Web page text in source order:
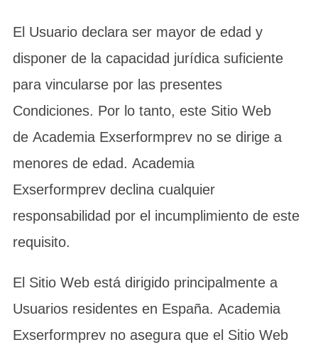
El Usuario declara ser mayor de edad y
disponer de la capacidad jurídica suficiente
para vincularse por las presentes
Condiciones. Por lo tanto, este Sitio Web
de Academia Exserformprev no se dirige a
menores de edad. Academia
Exserformprev declina cualquier
responsabilidad por el incumplimiento de este
requisito.
El Sitio Web está dirigido principalmente a
Usuarios residentes en España. Academia
Exserformprev no asegura que el Sitio Web